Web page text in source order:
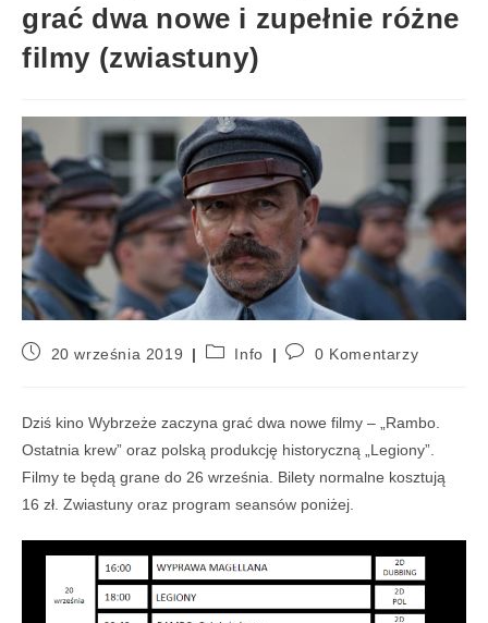
grać dwa nowe i zupełnie różne
filmy (zwiastuny)
20 września 2019 Info 0 Komentarzy
Dziś kino Wybrzeże zaczyna grać dwa nowe filmy – „Rambo.
Ostatnia krew” oraz polską produkcję historyczną „Legiony”.
Filmy te będą grane do 26 września. Bilety normalne kosztują
16 zł. Zwiastuny oraz program seansów poniżej.